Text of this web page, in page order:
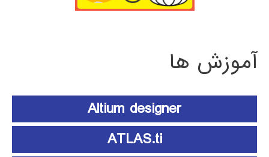
آموزش ها
Altium designer
ATLAS.ti